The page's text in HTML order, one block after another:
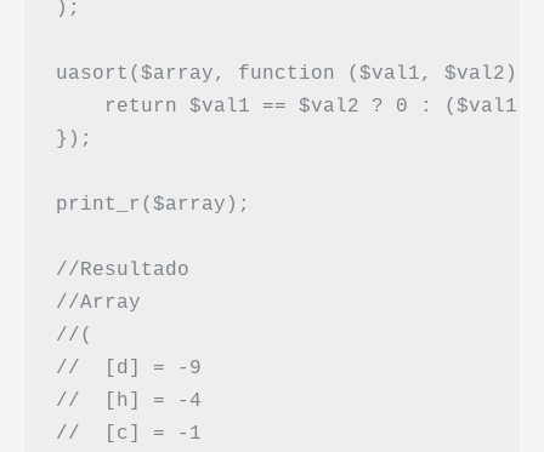
);
uasort($array, function ($val1, $val2) {
return $val1 == $val2 ? 0 : ($val1
});
print_r($array);
//Resultado
//Array
//(
//  [d] = -9
//  [h] = -4
//  [c] = -1